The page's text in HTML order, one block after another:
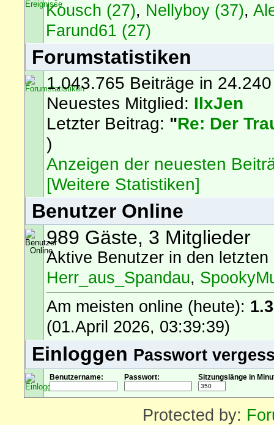
Kousch (27), Nellyboy (37),
Farund61 (27)
Forumstatistiken
1.043.765 Beiträge in
Neuestes Mitglied: IlxJen
Letzter Beitrag: "Re: Der
)
Anzeigen der neuesten
[Weitere Statistiken]
Benutzer Online
989 Gäste, 3 Mitglieder
Aktive Benutzer in den letzten
Herr_aus_Spandau,
Am meisten online (heute):
(01.April 2026, 03:39:39)
Einloggen Passwort
Benutzername: Passwort: Sitzungslänge in
Protected by: